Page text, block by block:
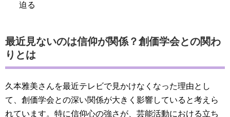
迫る
最近見ないのは信仰が関係？創価学会との関わ
りとは
久本雅美さんを最近テレビで見かけなくなった理由とし
て、創価学会との深い関係が大きく影響していると考えら
れています。特に信仰心の強さが、芸能活動における立ち